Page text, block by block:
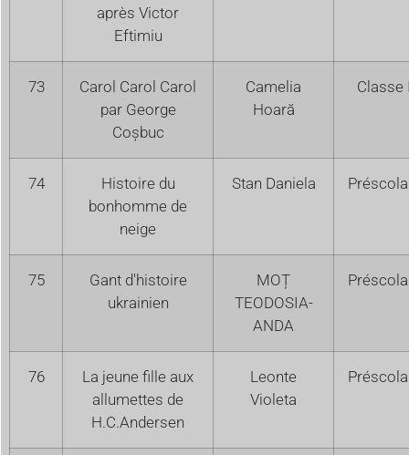
après Victor
Eftimiu
73
Carol Carol Carol
par George
Coșbuc
Camelia
Hoară
Classe
74
Histoire du
bonhomme de
neige
Stan Daniela
75
Gant d'histoire
ukrainien
MOȚ
TEODOSIA-
ANDA
76
La jeune fille aux
allumettes de
H.C.Andersen
Leonte
Violeta